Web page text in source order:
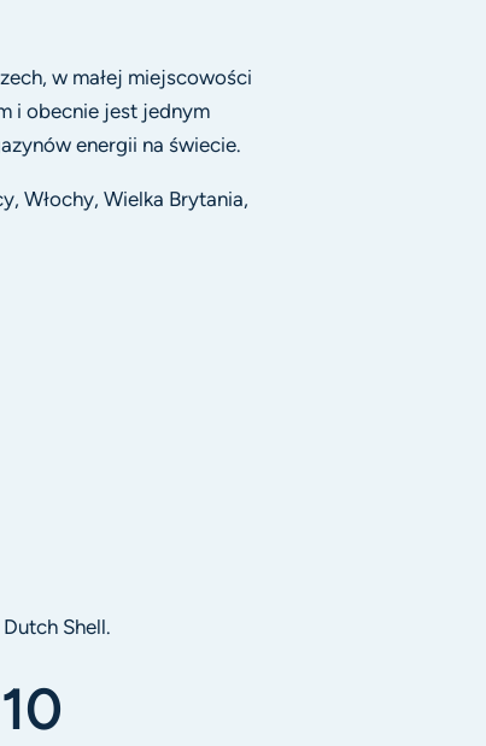
w małej miejscowości
i obecnie jest jednym
energii na świecie.
Włochy, Wielka Brytania,
Shell.